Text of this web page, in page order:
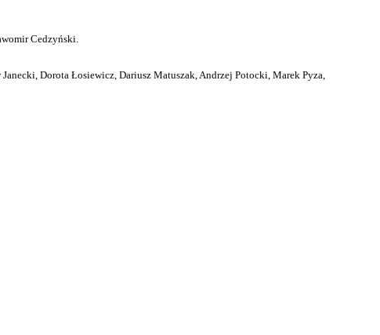
Cedzyński.
Dorota Łosiewicz, Dariusz Matuszak, Andrzej Potocki, Marek Pyza,